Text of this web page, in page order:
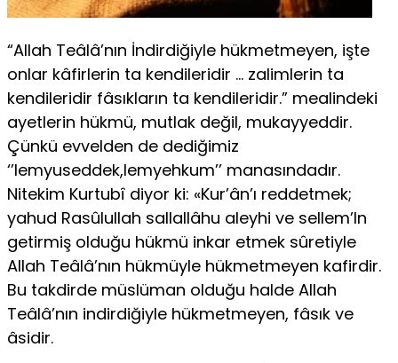
“Allah Teâlâ’nın İndirdiğiyle hükmetmeyen, işte
onlar kâfirle­rin ta kendileridir … zalimlerin ta
kendileridir fâsıkların ta kendi­leridir.” mealindeki
ayetlerin hükmü, mutlak değil, mukayyeddir.
Çünkü evvelden de dediğimiz
‘’lemyuseddek,lemyehkum’’ manasındadır.
Nitekim Kurtubî diyor ki: «Kur’ân’ı reddetmek;
yahud Rasûlullah sallallâhu aleyhi ve sellem’ln
getirmiş olduğu hükmü inkar etmek sûretiyle
Allah Teâlâ’nın hükmüyle hükmetmeyen kafirdir.
Bu takdirde müslüman olduğu halde Allah
Teâlâ’nın indirdiğiyle hükmetmeyen, fâsık ve
âsidir.